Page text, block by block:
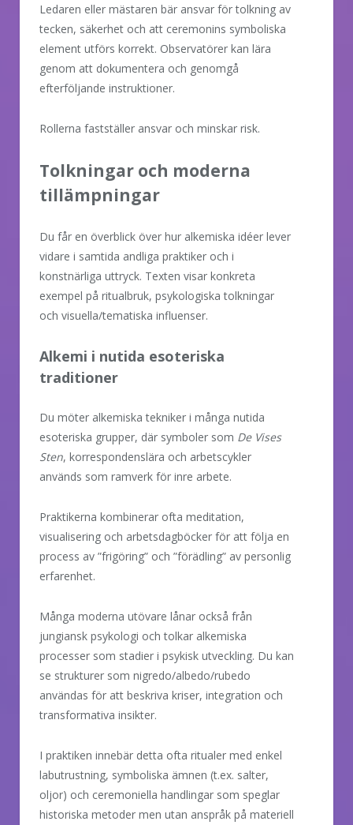
Ledaren eller mästaren bär ansvar för tolkning av
tecken, säkerhet och att ceremonins symboliska
element utförs korrekt. Observatörer kan lära
genom att dokumentera och genomgå
efterföljande instruktioner.
Rollerna fastställer ansvar och minskar risk.
Tolkningar och moderna
tillämpningar
Du får en överblick över hur alkemiska idéer lever
vidare i samtida andliga praktiker och i
konstnärliga uttryck. Texten visar konkreta
exempel på ritualbruk, psykologiska tolkningar
och visuella/tematiska influenser.
Alkemi i nutida esoteriska
traditioner
Du möter alkemiska tekniker i många nutida
esoteriska grupper, där symboler som De Vises
Sten, korrespondenslära och arbetscykler
används som ramverk för inre arbete.
Praktikerna kombinerar ofta meditation,
visualisering och arbetsdagböcker för att följa en
process av ”frigöring” och ”förädling” av personlig
erfarenhet.
Många moderna utövare lånar också från
jungiansk psykologi och tolkar alkemiska
processer som stadier i psykisk utveckling. Du kan
se strukturer som nigredo/albedo/rubedo
användas för att beskriva kriser, integration och
transformativa insikter.
I praktiken innebär detta ofta ritualer med enkel
labutrustning, symboliska ämnen (t.ex. salter,
oljor) och ceremoniella handlingar som speglar
historiska metoder men utan anspråk på materiell